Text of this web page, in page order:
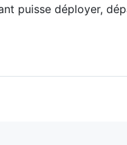
puisse déployer,